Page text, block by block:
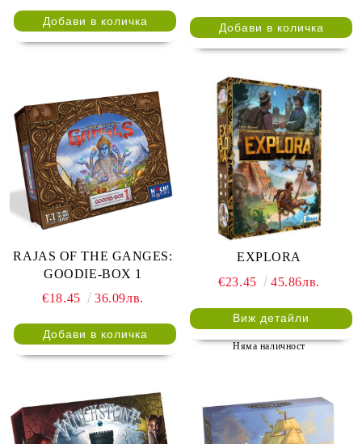
RAJAS OF THE GANGES:
GOODIE-BOX 1
€18.45
36.09лв.
EXPLORA
€23.45
45.86лв.
Виж детайли
Няма наличност